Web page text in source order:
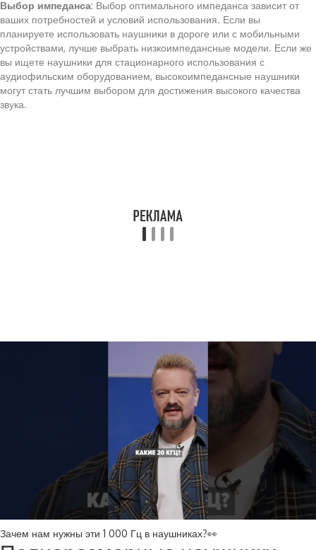
Выбор импеданса: Выбор оптимального импеданса зависит от
ваших потребностей и условий использования. Если вы
планируете использовать наушники в дороге или с мобильными
устройствами, лучше выбрать низкоимпедансные модели. Если же
вы ищете наушники для стационарного использования с
аудиофильским оборудованием, высокоимпедансные наушники
могут стать лучшим выбором для достижения высокого качества
звука.
Зачем нам нужны эти 1 000 Гц в наушниках?👀